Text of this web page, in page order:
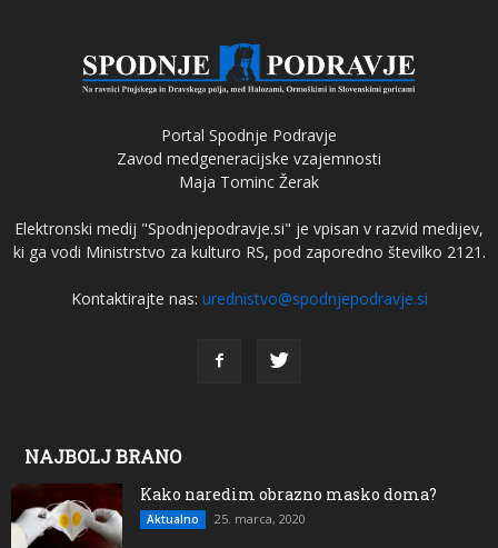
Portal Spodnje Podravje
Zavod medgeneracijske vzajemnosti
Maja Tominc Žerak
Elektronski medij "Spodnjepodravje.si" je vpisan v razvid medijev,
ki ga vodi Ministrstvo za kulturo RS, pod zaporedno številko 2121.
Kontaktirajte nas: urednistvo@spodnjepodravje.si
NAJBOLJ BRANO
Kako naredim obrazno masko doma?
Aktualno 25. marca, 2020